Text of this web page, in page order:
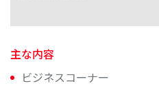
主な内容
ビジネスコーナー